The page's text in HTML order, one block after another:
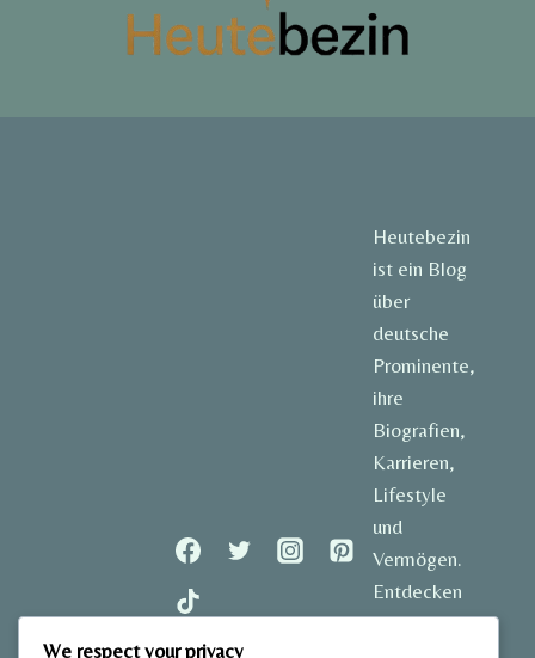
Heutebezin
ist ein Blog
über
deutsche
Prominente,
ihre
Biografien,
Karrieren,
Lifestyle
und
Vermögen.
Entdecken
Sie
We respect your privacy